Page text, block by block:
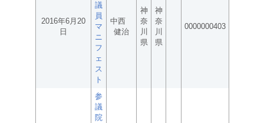
2016年6月20
日
議
員
マ
ニ
フ
ェ
ス
ト
中西
健治
神
奈
川
県
神
奈
川
県
0000000403
参
議
院